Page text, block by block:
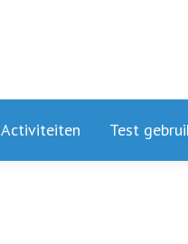
Activiteiten Test